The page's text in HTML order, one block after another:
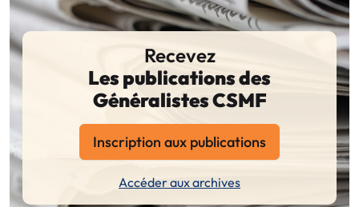
Recevez
Les publications des
Généralistes CSMF
Inscription aux publications
Accéder aux archives